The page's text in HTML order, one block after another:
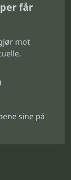
får
mot
sine på